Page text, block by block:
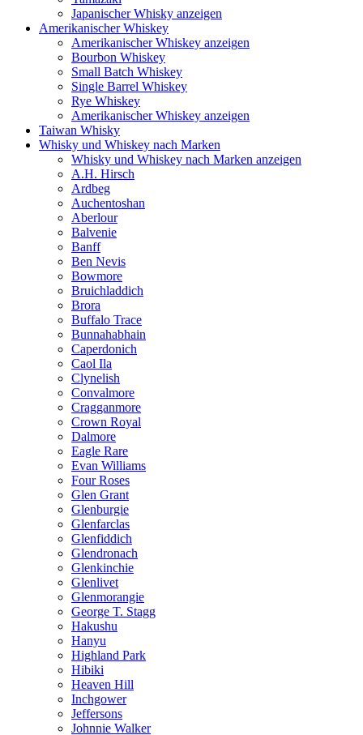
Japanischer Whisky anzeigen
Amerikanischer Whiskey
Amerikanischer Whiskey anzeigen
Bourbon Whiskey
Small Batch Whiskey
Single Barrel Whiskey
Rye Whiskey
Amerikanischer Whiskey anzeigen
Taiwan Whisky
Whisky und Whiskey nach Marken
Whisky und Whiskey nach Marken anzeigen
A.H. Hirsch
Ardbeg
Auchentoshan
Aberlour
Balvenie
Banff
Ben Nevis
Bowmore
Bruichladdich
Brora
Buffalo Trace
Bunnahabhain
Caperdonich
Caol Ila
Clynelish
Convalmore
Cragganmore
Crown Royal
Dalmore
Eagle Rare
Evan Williams
Four Roses
Glen Grant
Glenburgie
Glenfarclas
Glenfiddich
Glendronach
Glenkinchie
Glenlivet
Glenmorangie
George T. Stagg
Hakushu
Hanyu
Highland Park
Hibiki
Heaven Hill
Inchgower
Jeffersons
Johnnie Walker